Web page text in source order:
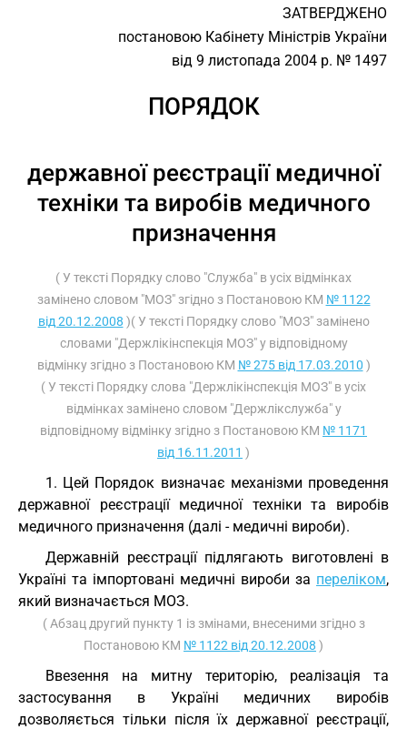
ЗАТВЕРДЖЕНО
постановою Кабінету Міністрів України
від 9 листопада 2004 р. № 1497
ПОРЯДОК
державної реєстрації медичної
техніки та виробів медичного
призначення
( У тексті Порядку слово "Служба" в усіх відмінках
замінено словом "МОЗ" згідно з Постановою КМ № 1122
від 20.12.2008 )( У тексті Порядку слово "МОЗ" замінено
словами "Держлікінспекція МОЗ" у відповідному
відмінку згідно з Постановою КМ № 275 від 17.03.2010 )
( У тексті Порядку слова "Держлікінспекція МОЗ" в усіх
відмінках замінено словом "Держлікслужба" у
відповідному відмінку згідно з Постановою КМ № 1171
від 16.11.2011 )
1. Цей Порядок визначає механізми проведення
державної реєстрації медичної техніки та виробів
медичного призначення (далі - медичні вироби).
Державній реєстрації підлягають виготовлені в
Україні та імпортовані медичні вироби за переліком,
який визначається МОЗ.
( Абзац другий пункту 1 із змінами, внесеними згідно з
Постановою КМ № 1122 від 20.12.2008 )
Ввезення на митну територію, реалізація та
застосування в Україні медичних виробів
дозволяється тільки після їх державної реєстрації,